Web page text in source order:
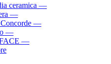
ceramica —
—
—
—
—